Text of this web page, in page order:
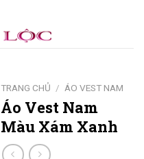
TRANG CHỦ / ÁO VEST NAM
Áo Vest Nam
Màu Xám Xanh